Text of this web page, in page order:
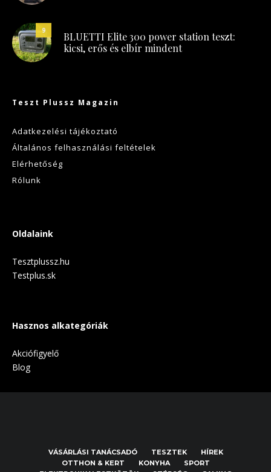
9
BLUETTI Elite 300 power station teszt:
kicsi, erős és elbír mindent
Teszt Plussz Magazin
Adatkezelési tájékoztató
Általános felhasználási feltételek
Elérhetőség
Rólunk
Oldalaink
Tesztplussz.hu
Testplus.sk
Hasznos alkategóriák
Akciófigyelő
Blog
VÁSÁRLÁSI TANÁCSADÓ TESZTEK
HÍREK
OTTHON & KERT
KONYHA
SPORT